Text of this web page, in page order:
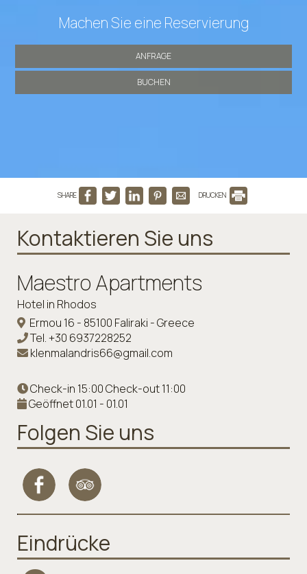
Machen Sie eine Reservierung
ANFRAGE
BUCHEN
SHARE DRUCKEN
Kontaktieren Sie uns
Maestro Apartments
Hotel in Rhodos
Ermou 16 - 85100 Faliraki - Greece
Tel.+30 6937228252
klenmalandris66@gmail.com
Check-in 15:00 Check-out 11:00
Geöffnet 01.01 - 01.01
Folgen Sie uns
Eindrücke